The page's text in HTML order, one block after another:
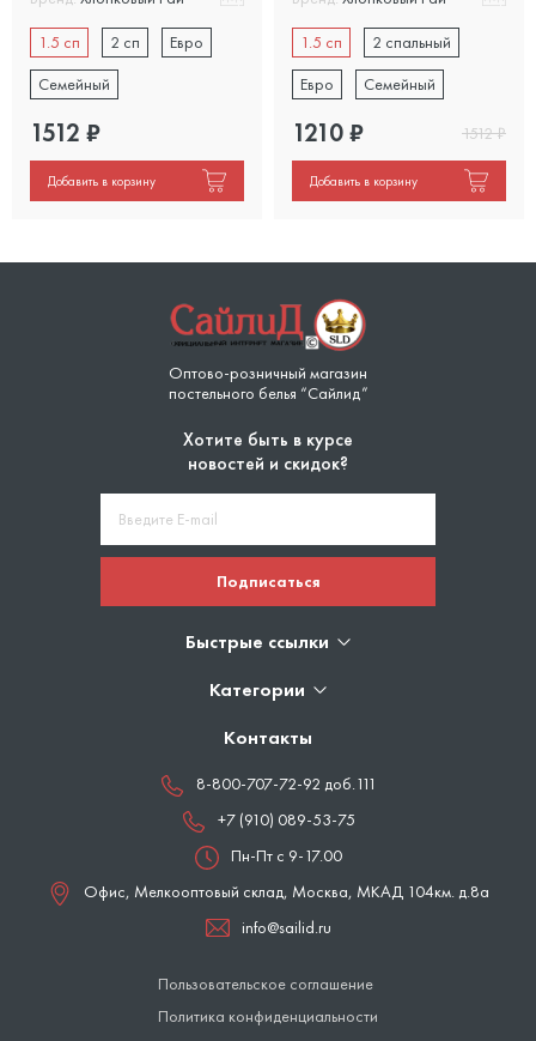
1.5 сп 2 сп
Евро
Семейный
1512 ₽
Добавить в корзину
1.5 сп
2 спальный
Евро
Семейный
1210₽ 1512₽
Добавить в корзину
Оптово-розничный магазин
постельного белья “Сайлид”
Хотите быть в курсе
новостей и скидок?
Подписаться
Быстрые ссылки
Категории
Контакты
8-800-707-72-92 доб.111
+7 (910) 089-53-75
Пн-Пт с 9-17.00
Офис, Мелкооптовый склад, Москва, МКАД 104км. д.8а
info@sailid.ru
Пользовательское соглашение
Политика конфиденциальности